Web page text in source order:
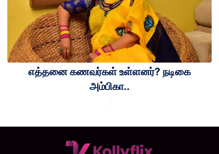
எத்தனை கணவர்கள் உள்ளனர்? நடிகை
அம்பிகா..